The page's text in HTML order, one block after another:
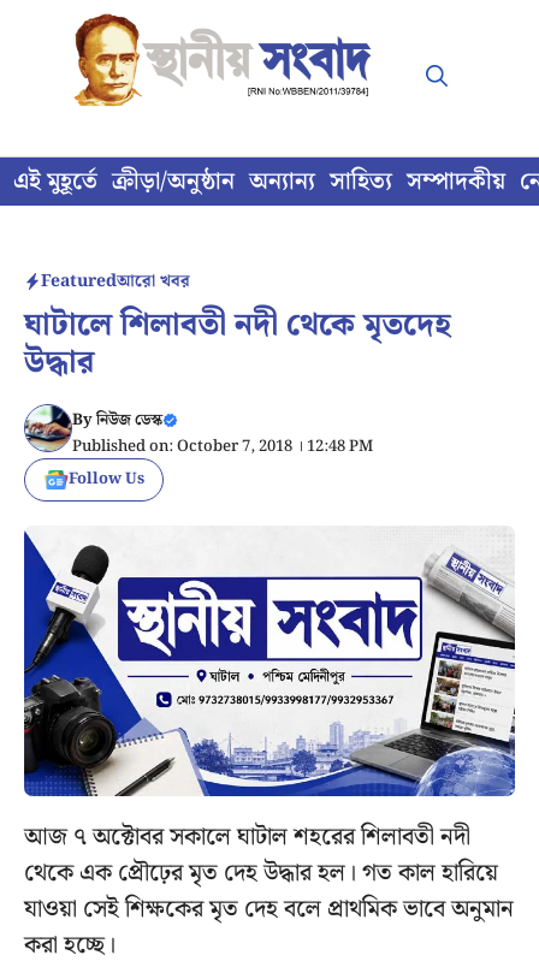
content
এই মুহূর্তে ক্রীড়া/অনুষ্ঠান অন্যান্য সাহিত্য সম্পাদকীয়
Featuredআরো খবর
ঘাটালে শিলাবতী নদী থেকে মৃতদেহ
উদ্ধার
Byনিউজ ডেস্ক
Published on: October 7, 2018 । 12:48 PM
Follow Us
আজ ৭ অক্টোবর সকালে ঘাটাল শহরের শিলাবতী নদী
থেকে এক প্রৌঢ়ের মৃত দেহ উদ্ধার হল। গত কাল হারিয়ে
যাওয়া সেই শিক্ষকের মৃত দেহ বলে প্রাথমিক ভাবে অনুমান
করা হচ্ছে।